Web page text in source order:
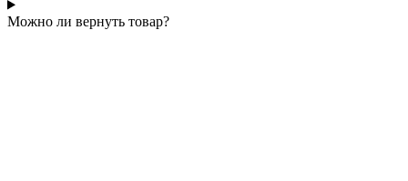
Можно ли вернуть товар?